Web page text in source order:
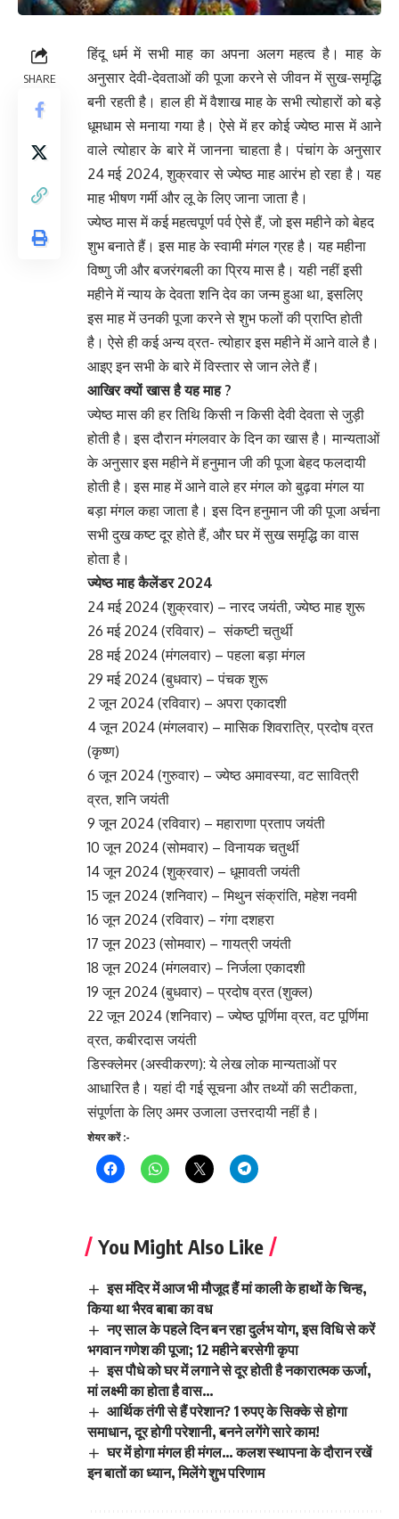
SHARE
हिंदू धर्म में सभी माह का अपना अलग महत्व है। माह के
अनुसार देवी-देवताओं की पूजा करने से जीवन में सुख-समृद्धि
बनी रहती है। हाल ही में वैशाख माह के सभी त्योहारों को बड़े
धूमधाम से मनाया गया है। ऐसे में हर कोई ज्येष्ठ मास में आने
वाले त्योहार के बारे में जानना चाहता है। पंचांग के अनुसार
24 मई 2024, शुक्रवार से ज्येष्ठ माह आरंभ हो रहा है। यह
माह भीषण गर्मी और लू के लिए जाना जाता है।
ज्येष्ठ मास में कई महत्वपूर्ण पर्व ऐसे हैं, जो इस महीने को बेहद
शुभ बनाते हैं। इस माह के स्वामी मंगल ग्रह है। यह महीना
विष्णु जी और बजरंगबली का प्रिय मास है। यही नहीं इसी
महीने में न्याय के देवता शनि देव का जन्म हुआ था, इसलिए
इस माह में उनकी पूजा करने से शुभ फलों की प्राप्ति होती
है। ऐसे ही कई अन्य व्रत- त्योहार इस महीने में आने वाले है।
आइए इन सभी के बारे में विस्तार से जान लेते हैं।
आखिर क्यों खास है यह माह ?
ज्येष्ठ मास की हर तिथि किसी न किसी देवी देवता से जुड़ी
होती है। इस दौरान मंगलवार के दिन का खास है। मान्यताओं
के अनुसार इस महीने में हनुमान जी की पूजा बेहद फलदायी
होती है। इस माह में आने वाले हर मंगल को बुढ़वा मंगल या
बड़ा मंगल कहा जाता है। इस दिन हनुमान जी की पूजा अर्चना
सभी दुख कष्ट दूर होते हैं, और घर में सुख समृद्धि का वास
होता है।
ज्येष्ठ माह कैलेंडर 2024
24 मई 2024 (शुक्रवार) – नारद जयंती, ज्येष्ठ माह शुरू
26 मई 2024 (रविवार) – संकष्टी चतुर्थी
28 मई 2024 (मंगलवार) – पहला बड़ा मंगल
29 मई 2024 (बुधवार) – पंचक शुरू
2 जून 2024 (रविवार) – अपरा एकादशी
4 जून 2024 (मंगलवार) – मासिक शिवरात्रि, प्रदोष व्रत
(कृष्ण)
6 जून 2024 (गुरुवार) – ज्येष्ठ अमावस्या, वट सावित्री
व्रत, शनि जयंती
9 जून 2024 (रविवार) – महाराणा प्रताप जयंती
10 जून 2024 (सोमवार) – विनायक चतुर्थी
14 जून 2024 (शुक्रवार) – धूमावती जयंती
15 जून 2024 (शनिवार) – मिथुन संक्रांति, महेश नवमी
16 जून 2024 (रविवार) – गंगा दशहरा
17 जून 2023 (सोमवार) – गायत्री जयंती
18 जून 2024 (मंगलवार) – निर्जला एकादशी
19 जून 2024 (बुधवार) – प्रदोष व्रत (शुक्ल)
22 जून 2024 (शनिवार) – ज्येष्ठ पूर्णिमा व्रत, वट पूर्णिमा
व्रत, कबीरदास जयंती
डिस्क्लेमर (अस्वीकरण): ये लेख लोक मान्यताओं पर
आधारित है। यहां दी गई सूचना और तथ्यों की सटीकता,
संपूर्णता के लिए अमर उजाला उत्तरदायी नहीं है।
शेयर करें :-
You Might Also Like
इस मंदिर में आज भी मौजूद हैं मां काली के हाथों के चिन्ह,
किया था भैरव बाबा का वध
नए साल के पहले दिन बन रहा दुर्लभ योग, इस विधि से करें
भगवान गणेश की पूजा; 12 महीने बरसेगी कृपा
इस पौधे को घर में लगाने से दूर होती है नकारात्मक ऊर्जा,
मां लक्ष्मी का होता है वास…
आर्थिक तंगी से हैं परेशान? 1 रुपए के सिक्के से होगा
समाधान, दूर होगी परेशानी, बनने लगेंगे सारे काम!
घर में होगा मंगल ही मंगल… कलश स्थापना के दौरान रखें
इन बातों का ध्यान, मिलेंगे शुभ परिणाम